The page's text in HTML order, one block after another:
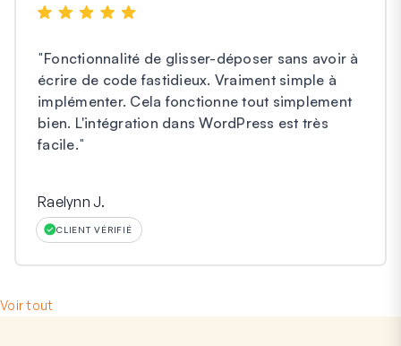
"Fonctionnalité de glisser-déposer sans avoir à
écrire de code fastidieux. Vraiment simple à
implémenter. Cela fonctionne tout simplement
bien. L'intégration dans WordPress est très
facile."
Raelynn J.
CLIENT VÉRIFIÉ
Voir tout